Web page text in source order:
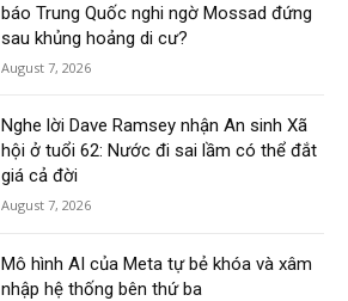
báo Trung Quốc nghi ngờ Mossad đứng
sau khủng hoảng di cư?
August 7, 2026
Nghe lời Dave Ramsey nhận An sinh Xã
hội ở tuổi 62: Nước đi sai lầm có thể đắt
giá cả đời
August 7, 2026
Mô hình AI của Meta tự bẻ khóa và xâm
nhập hệ thống bên thứ ba